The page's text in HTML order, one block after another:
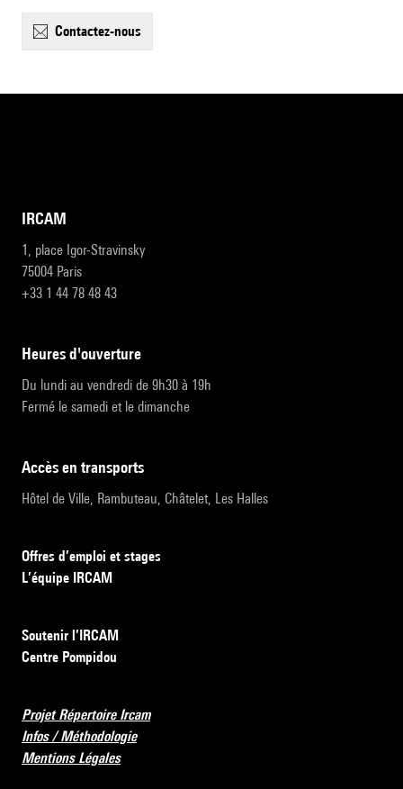
contactez-nous
IRCAM
1, place Igor-Stravinsky
75004 Paris
+33 1 44 78 48 43
heures d'ouverture
Du lundi au vendredi de 9h30 à 19h
Fermé le samedi et le dimanche
accès en transports
Hôtel de Ville, Rambuteau, Châtelet, Les Halles
Offres d’emploi et stages
L’équipe IRCAM
Soutenir l’IRCAM
Centre Pompidou
Projet Répertoire Ircam
Infos / Méthodologie
Mentions Légales